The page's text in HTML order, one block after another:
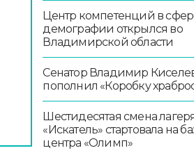
Центр компетенций в
демографии открылся во
Владимирской области
Сенатор Владимир
пополнил «Коробку
Шестидесятая смена
«Искатель» стартовала на
центра «Олимп»